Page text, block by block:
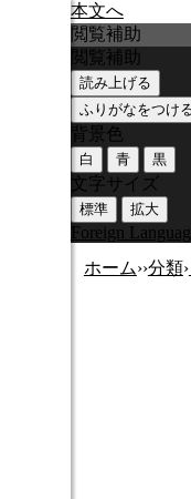
本文へ
閲覧補助
閲覧補助
読み上げる
ふりがなをつけ
背景色
白 青 黒
文字サイズ
標準 拡大
Foreign
ホーム››分類›